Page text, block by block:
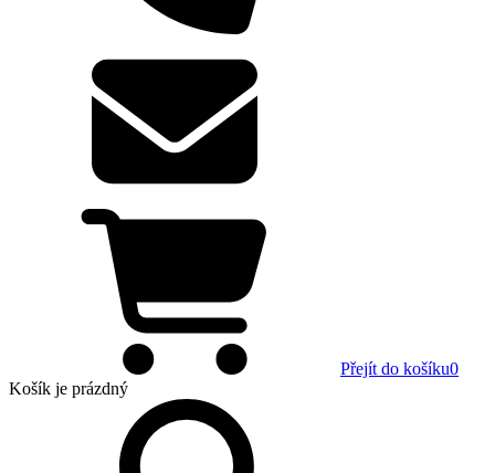
Přejít do košíku0
Košík je prázdný